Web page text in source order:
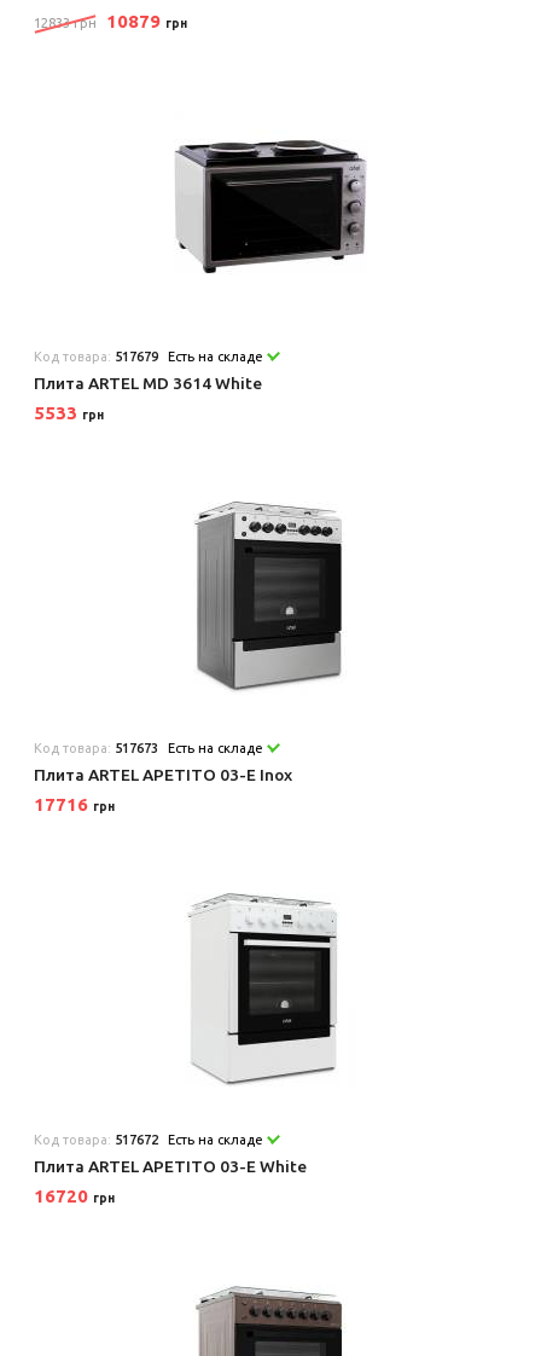
12833 грн 10879 грн
Код товара: 517679 Есть на складе
Плита ARTEL MD 3614 White
5533 грн
Код товара: 517673 Есть на складе
Плита ARTEL APETITO 03-E Inox
17716 грн
Код товара: 517672 Есть на складе
Плита ARTEL APETITO 03-E White
16720 грн